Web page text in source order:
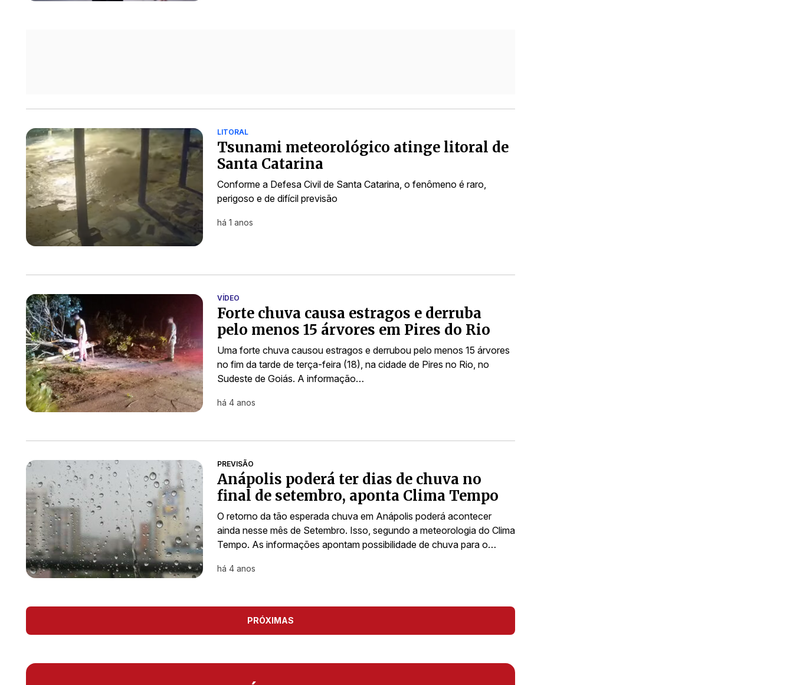
LITORAL
Tsunami meteorológico atinge litoral de
Santa Catarina
Conforme a Defesa Civil de Santa Catarina, o fenômeno é raro,
perigoso e de difícil previsão
há 1 anos
VÍDEO
Forte chuva causa estragos e derruba
pelo menos 15 árvores em Pires do Rio
Uma forte chuva causou estragos e derrubou pelo menos 15 árvores
no fim da tarde de terça-feira (18), na cidade de Pires no Rio, no
Sudeste de Goiás. A informação…
há 4 anos
PREVISÃO
Anápolis poderá ter dias de chuva no
final de setembro, aponta Clima Tempo
O retorno da tão esperada chuva em Anápolis poderá acontecer
ainda nesse mês de Setembro. Isso, segundo a meteorologia do Clima
Tempo. As informações apontam possibilidade de chuva para o…
há 4 anos
PRÓXIMAS